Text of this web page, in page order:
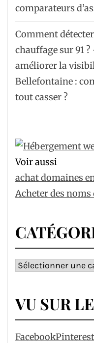
comparateurs
Comment
chauffage sur 91
améliorer la
Bellefontaine :
tout casser ?
Voir aussi
achat domaines
Acheter des noms
Catégories
VU SUR
FacebookPinterest